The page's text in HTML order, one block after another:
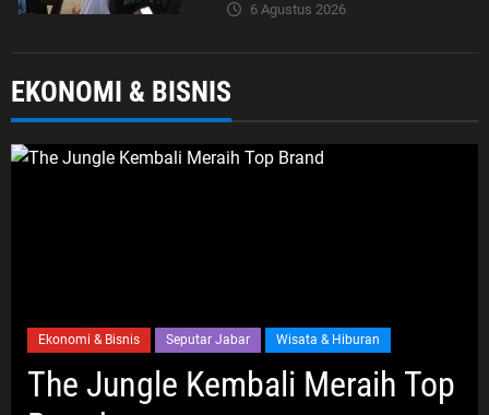
6 Agustus 2026
Advertorial
Pengelolaan Sampah Makin Efisien,
Dosen Ilmu Komputer UPER
Kembangkan Netrash
Polda Metro Jaya Gelar Seminar
Hukum Bahas Perluasan Objek
Praperadilan dalam KUHAP Baru
EKONOMI & BISNIS
Ekonomi & Bisnis Seputar Jabar Wisata & Hiburan
The Jungle Kembali Meraih Top